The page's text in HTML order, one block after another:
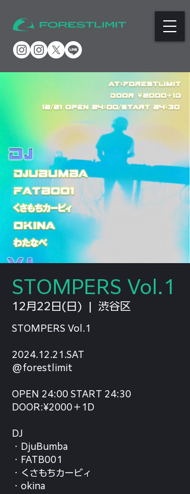
STOMPERS Vol.1
12月22日(日) 渋谷区
STOMPERS Vol.1
2024.12.21.SAT
@forestlimit
OPEN 24:00 START 24:30
DOOR:¥2000＋1D
DJ
・DjuBumba
・FATB001
・くさもちカービィ
・okina